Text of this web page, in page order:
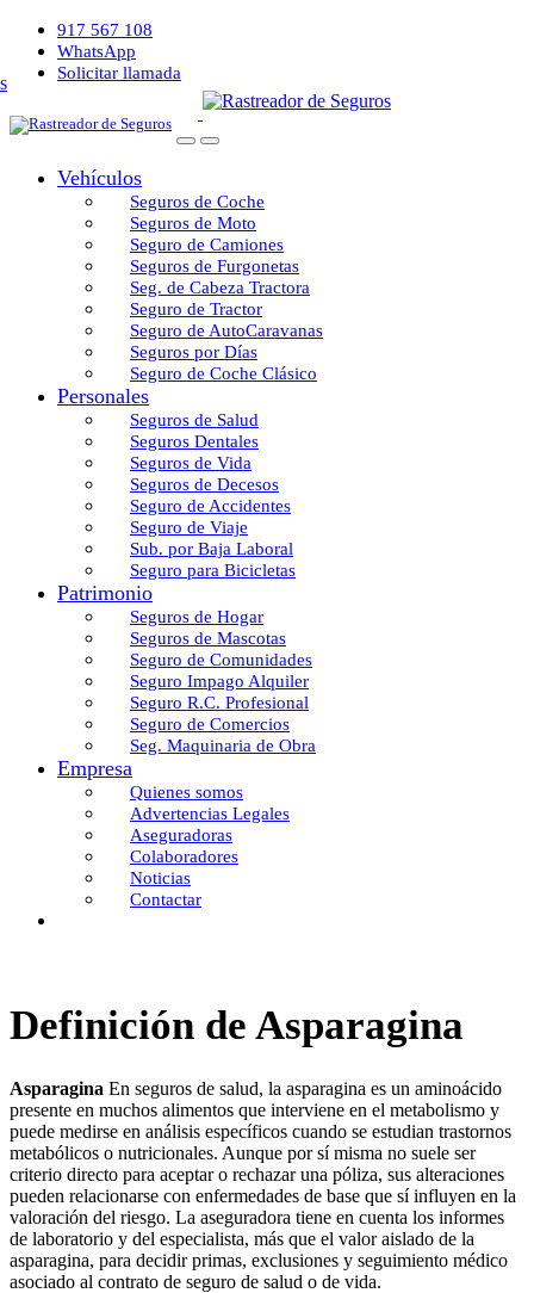
917 567 108
WhatsApp
Solicitar llamada
Vehículos
Seguros de Coche
Seguros de Moto
Seguro de Camiones
Seguros de Furgonetas
Seg. de Cabeza Tractora
Seguro de Tractor
Seguro de AutoCaravanas
Seguros por Días
Seguro de Coche Clásico
Personales
Seguros de Salud
Seguros Dentales
Seguros de Vida
Seguros de Decesos
Seguro de Accidentes
Seguro de Viaje
Sub. por Baja Laboral
Seguro para Bicicletas
Patrimonio
Seguros de Hogar
Seguros de Mascotas
Seguro de Comunidades
Seguro Impago Alquiler
Seguro R.C. Profesional
Seguro de Comercios
Seg. Maquinaria de Obra
Empresa
Quienes somos
Advertencias Legales
Aseguradoras
Colaboradores
Noticias
Contactar
Definición de Asparagina
Asparagina En seguros de salud, la asparagina es un aminoácido
presente en muchos alimentos que interviene en el metabolismo y
puede medirse en análisis específicos cuando se estudian trastornos
metabólicos o nutricionales. Aunque por sí misma no suele ser
criterio directo para aceptar o rechazar una póliza, sus alteraciones
pueden relacionarse con enfermedades de base que sí influyen en la
valoración del riesgo. La aseguradora tiene en cuenta los informes
de laboratorio y del especialista, más que el valor aislado de la
asparagina, para decidir primas, exclusiones y seguimiento médico
asociado al contrato de seguro de salud o de vida.